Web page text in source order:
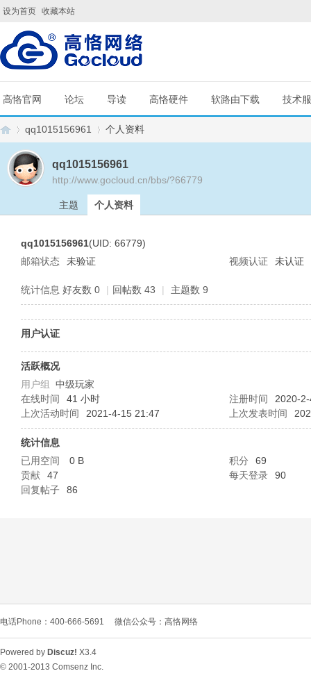
设为首页 收藏本站
高恪官网 论坛 导读 高恪硬件 软路由下载 技术
L
qq1015156961 个人资料
qq1015156961
http://www.gocloud.cn/bbs/?66779
主题 个人资料
qq1015156961(UID: 66779)
邮箱状态
未验证 视频认证 未认证
统计信息 好友数 0 | 回帖数 43 | 主题数 9
用户认证
活跃概况
用户组 中级玩家
在线时间
41 小时 注册时间
2020-
上次活动时间
2021-4-15 21:47 上次发表时间
统计信息
已用空间
0 B 积分
69
贡献
47 每天登录
90
回复帖子
86
电话Phone：400-666-5691 微信公众号：高恪网络
Powered by Discuz! X3.4
© 2001-2013 Comsenz Inc.